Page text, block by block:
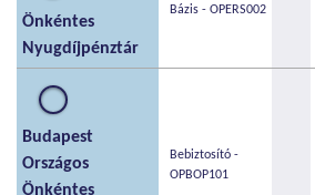
Önkéntes
Nyugdíjpénztár
Bázis - OPERS002
Budapest
Országos
Önkéntes
Bebiztosító -
OPBOP101